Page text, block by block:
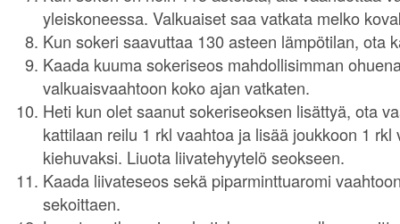
yleiskoneessa. Valkuaiset saa vatkata melko
Kun sokeri saavuttaa 130 asteen lämpötilan, ota
Kaada kuuma sokeriseos mahdollisimman
valkuaisvaahtoon koko ajan vatkaten.
Heti kun olet saanut sokeriseoksen lisättyä, ota
kattilaan reilu 1 rkl vaahtoa ja lisää joukkoon 1 rkl
kiehuvaksi. Liuota liivatehyytelö seokseen.
Kaada liivateseos sekä piparminttuaromi
sekoittaen.